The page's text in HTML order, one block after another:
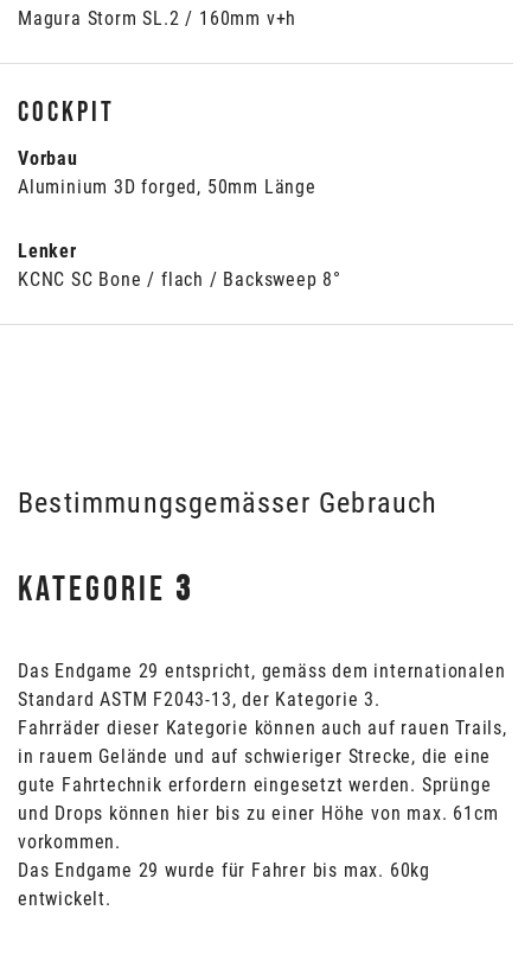
Magura Storm SL.2 / 160mm v+h
Cockpit
Vorbau
Aluminium 3D forged, 50mm Länge
Lenker
KCNC SC Bone / flach / Backsweep 8°
Bestimmungsgemässer Gebrauch
KATEGORIE 3
Das Endgame 29 entspricht, gemäss dem internationalen
Standard ASTM F2043-13, der Kategorie 3.
Fahrräder dieser Kategorie können auch auf rauen Trails,
in rauem Gelände und auf schwieriger Strecke, die eine
gute Fahrtechnik erfordern eingesetzt werden. Sprünge
und Drops können hier bis zu einer Höhe von max. 61cm
vorkommen.
Das Endgame 29 wurde für Fahrer bis max. 60kg
entwickelt.